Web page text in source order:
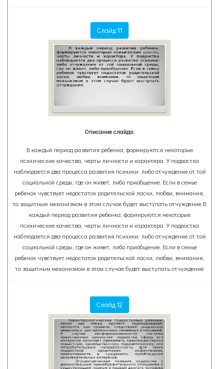
Слайд 11
Описание слайда:
В каждый период развития ребенка, формируются некоторые
психические качества, черты личности и характера. У подростка
наблюдается два процесса развития психики: либо отчуждение от той
социальной среды, где он живет, либо приобщение. Если в семье
ребенок чувствует недостаток родительской ласки, любви, внимания,
то защитным механизмом в этом случае будет выступать отчуждение В
каждый период развития ребенка, формируются некоторые
психические качества, черты личности и характера. У подростка
наблюдается два процесса развития психики: либо отчуждение от той
социальной среды, где он живет, либо приобщение. Если в семье
ребенок чувствует недостаток родительской ласки, любви, внимания,
то защитным механизмом в этом случае будет выступать отчуждение
Слайд 12